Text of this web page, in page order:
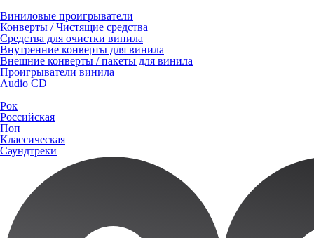
Виниловые проигрыватели
Конверты / Чистящие средства
Средства для очистки винила
Внутренние конверты для винила
Внешние конверты / пакеты для винила
Проигрыватели винила
Audio CD
Рок
Российская
Поп
Классическая
Саундтреки